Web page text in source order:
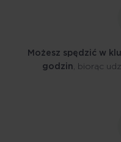
Możesz spędzić w
godzin, biorąc